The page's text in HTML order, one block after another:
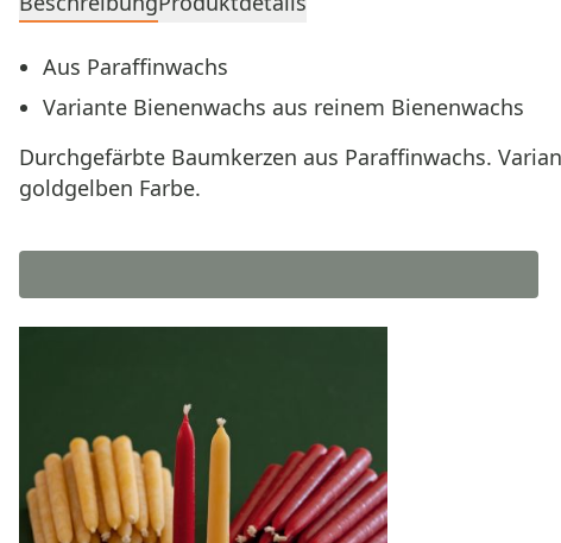
Aus Paraffinwachs
Variante Bienenwachs aus reinem Bienenwachs
Durchgefärbte Baumkerzen aus Paraffinwachs.
goldgelben Farbe.